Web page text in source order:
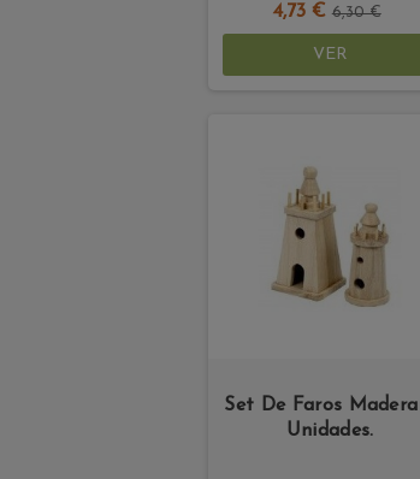
4,73 € 6,30 €
VER
Set De Faros
Unidades.